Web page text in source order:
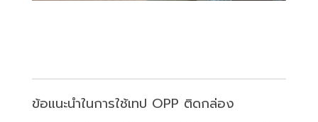
ข้อแนะนำในการใช้เทป OPP ติดกล่อง